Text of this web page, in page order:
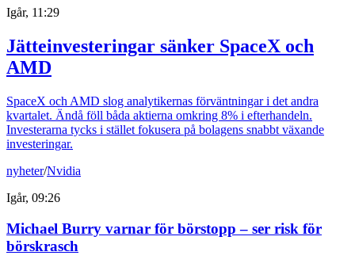
Igår, 11:29
Jätteinvesteringar sänker SpaceX och
AMD
SpaceX och AMD slog analytikernas förväntningar i det andra
kvartalet. Ändå föll båda aktierna omkring 8% i efterhandeln.
Investerarna tycks i stället fokusera på bolagens snabbt växande
investeringar.
nyheter/Nvidia
Igår, 09:26
Michael Burry varnar för börstopp – ser risk för
börskrasch